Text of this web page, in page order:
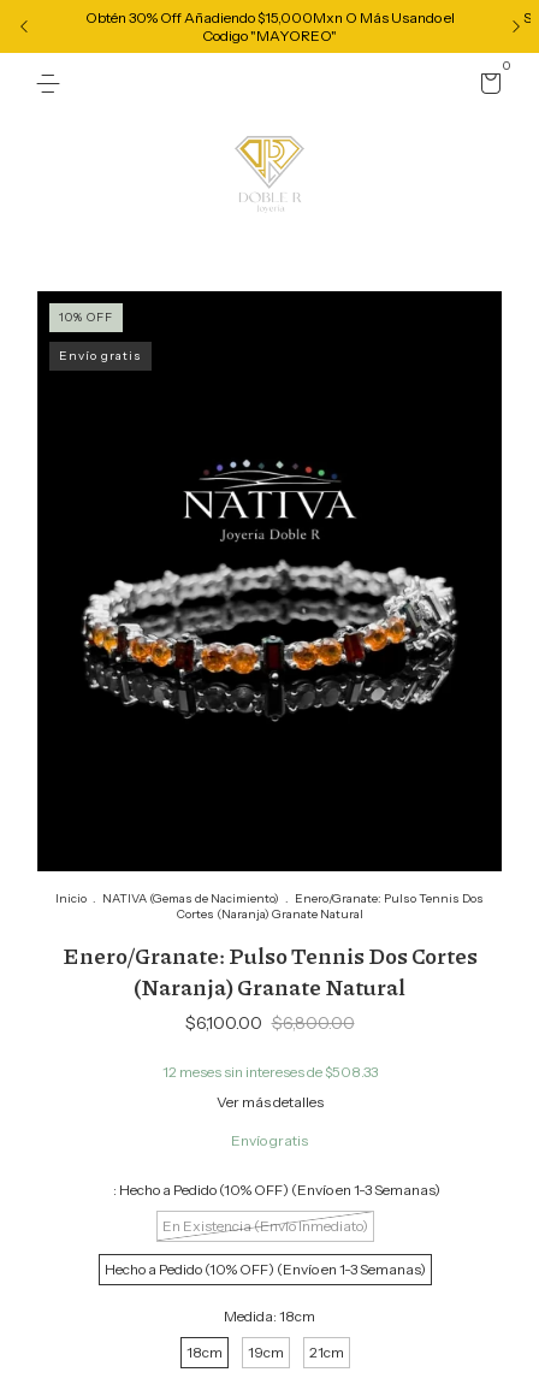
Obtén 30% Off Añadiendo $15,000Mxn O Más Usando el
Codigo "MAYOREO"
0
10% OFF
Envío gratis
Inicio . NATIVA (Gemas de Nacimiento) . Enero/Granate: Pulso Tennis Dos
Cortes (Naranja) Granate Natural
Enero/Granate: Pulso Tennis Dos Cortes
(Naranja) Granate Natural
$6,100.00 $6,800.00
12 meses sin intereses de $508.33
Ver más detalles
Envío gratis
ﾠ: Hecho a Pedido (10% OFF) (Envío en 1-3 Semanas)
En Existencia (Envío Inmediato)
Hecho a Pedido (10% OFF) (Envío en 1-3 Semanas)
Medida: 18cm
18cm
19cm 21cm